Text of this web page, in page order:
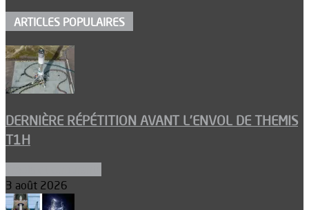
ARTICLES POPULAIRES
DERNIÈRE RÉPÉTITION AVANT L’ENVOL DE THEMIS
T1H
3 août 2026